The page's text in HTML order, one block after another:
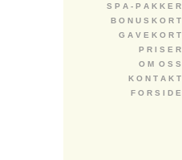
S P A - P A K K E R
B O N U S K O R T
G A V E K O R T
P R I S E R
O M O S S
K O N T A K T
F O R S I D E